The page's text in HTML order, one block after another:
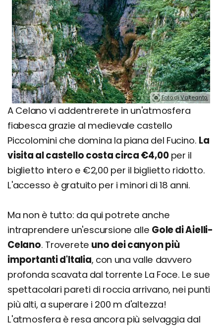
Foto di Valteanto.
A Celano vi addentrerete in un'atmosfera
fiabesca grazie al medievale castello
Piccolomini che domina la piana del Fucino. La
visita al castello costa circa €4,00per il
biglietto intero e €2,00 per il biglietto ridotto.
L'accesso è gratuito per i minori di 18 anni.
Ma non è tutto: da qui potrete anche
intraprendere un'escursione alle Gole di Aielli-
Celano. Troverete uno dei canyon più
importanti d'Italia, con una valle davvero
profonda scavata dal torrente La Foce. Le sue
spettacolari pareti di roccia arrivano, nei punti
più alti, a superare i 200 m d'altezza!
L'atmosfera è resa ancora più selvaggia dal